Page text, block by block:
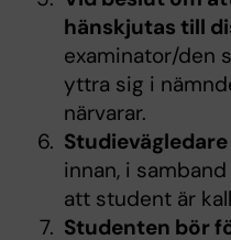
hänskjutas till
examinator/den
yttra sig i
närvarar.
innan, i
att student är
Studenten bör